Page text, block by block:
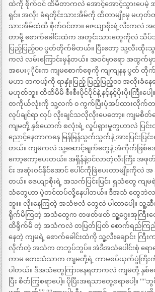
ထဲကို စိုက်ဝင် ထိမိတာကလဲ အောင့်အောင့်သွားပေမဲ့
ရှင်။ အလိုး ခံရတိုင်းသားအိမ်ကို ထိတာမျိုးမှ မဟုတ်
သားအိမ်ထဲထိ စိုက်ဝင်တာ။ ဇေယျာစိုးရဲ့လီးကလဲ
တာမို့ စောက်ခေါင်းထဲက အတွင်းသားတွေကိုလဲ သိ
ပြည့်ပြည့်၀၀ ပွတ်တိုက်မိတယ်။ ပြီးတော့ သူ့လီးထိုး
ကလဲ လမ်းကြောင်းမှန်တယ်။ အဝင်မှာရော အထွက်မှ
အပေး့ိုင်းက ကျမစောက်စေ့ကို ကျကျနန ပွတ် တို
မဟာ တကယ့်ကို ရာနှုံးပြည့် ပြည့်ပြည့်၀၀ အလိုးခံနေရ
မဟုတ်ဘူး ထိထိမိမိ စီးစီးပိုင်ပိုင်နဲ့ နင့်နင့်ပိုးပိုးကြီးပေါ့
တကိုယ်လုံးကို သူ့လက် ၀ ကွက်ပြီးပုံအပ်ထားလိုက်
လုပ်ချင်ရာ လုပ် လိုးချင်သလိုလိုးပေတော့။ ကျမ
ကျမတို့ နှစ်ယောက် စလုံးရဲ့ လှုပ်ရှားမှုတွဟာလဲ ပြင်
ညောင့်နေတာကနေ မြန်မြန်သွက်သွက်နဲ့ အားပြင်းပြင်း
တယ်။ ကျမကလဲ သူ့ဆောင့်ချက်တွေနဲ့ အံကိုက်ဖြစ်အ
ကော့ကော့ပေးတယ်။ အရှိန်နဲ့ဝင်လာတဲ့လီးကြီး အဖု
င်း အဆုံးဝင်နိုင်အောင် ပေါင်ကိုဖြဲပေးတာမျိုးကိုလဲ
တယ်။ ဇေယျာစိုးရဲ့ အသက်ပြင်းပြင်း ရှူသံတွေ ကျ
သံတွေဟာ ပဲ့တင်ထပ်လို့နေပါတယ်။ ဒီအသံ တွေဘဲလ
ဘူး။ လိုးနေကြတဲ့ အသံဗလံ တွေလဲ ပါတာပေါ့။ သူ့ဆီ
ရိုက်မိကြတဲ့ အသံတွေက တဖတ်ဖတ် သူ့ဂွေးအုကြီးတွ
ထိရိုက်မိ တဲ့ အသံကလဲ တပြတ်ပြတ် စောက်ရည်ကြ
နေတဲ့ ကျမရဲ့ စောက်ခေါင်းထဲကို သူ့လီးချောင်း ကြီ
လိုက်တဲ့ အသံက တဘွပ်ဘွပ်။ အဲဒီအသံပေါင်းစုံ ရောနှေ
ကာမ တေးသံသာက ကျမတို့ရဲ့ ကာမစပ်ယှက်ပွဲကြီးကို
ပါတယ်။ ဒီအသံတွေကြားနေရတာကလဲ ကျမတို့ နှ
ပြီး စိတ်ကြွစရာပေါ့။ ပိုပြီးအရသာတွေ့စရာပေါ့။